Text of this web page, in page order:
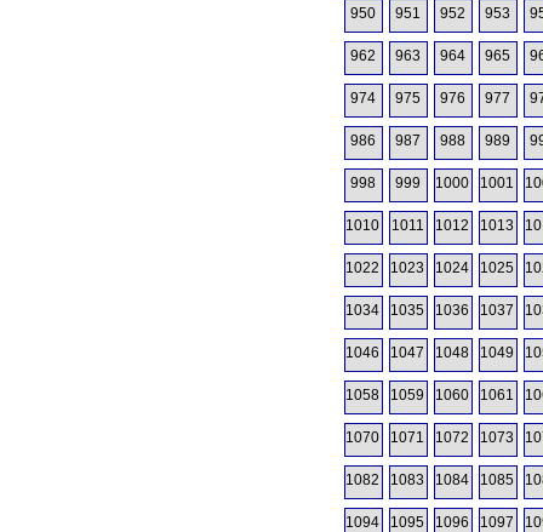
950 951 952 953
962 963 964 965
974 975 976 977
986 987 988 989
998 999 1000 1001
1010 1011 1012 1013
1022 1023 1024 1025
1034 1035 1036 1037
1046 1047 1048 1049
1058 1059 1060 1061
1070 1071 1072 1073
1082 1083 1084 1085
1094 1095 1096 1097